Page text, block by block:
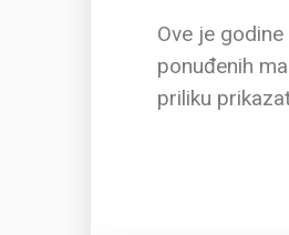
Ove je
ponuđenih
priliku